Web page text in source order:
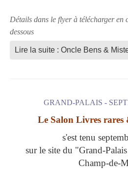
Détails dans le flyer à télécharger
dessous
Lire la suite : Oncle Bens &
GRAND-PALAIS -
Le Salon Livres
s'est tenu
sur le site du "Grand-
Champ-de-